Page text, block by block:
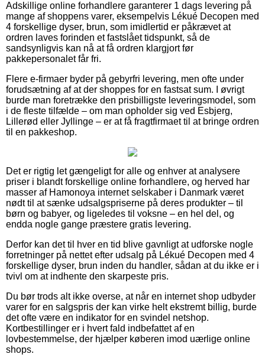
Adskillige online forhandlere garanterer 1 dags levering på
mange af shoppens varer, eksempelvis Lékué Decopen med
4 forskellige dyser, brun, som imidlertid er påkrævet at
ordren laves forinden et fastslået tidspunkt, så de
sandsynligvis kan nå at få ordren klargjort før
pakkepersonalet får fri.
Flere e-firmaer byder på gebyrfri levering, men ofte under
forudsætning af at der shoppes for en fastsat sum. I øvrigt
burde man foretrække den prisbilligste leveringsmodel, som
i de fleste tilfælde – om man opholder sig ved Esbjerg,
Lillerød eller Jyllinge – er at få fragtfirmaet til at bringe ordren
til en pakkeshop.
Det er rigtig let gængeligt for alle og enhver at analysere
priser i blandt forskellige online forhandlere, og herved har
masser af Hamonoya internet selskaber i Danmark været
nødt til at sænke udsalgspriserne på deres produkter – til
børn og babyer, og ligeledes til voksne – en hel del, og
endda nogle gange præstere gratis levering.
Derfor kan det til hver en tid blive gavnligt at udforske nogle
forretninger på nettet efter udsalg på Lékué Decopen med 4
forskellige dyser, brun inden du handler, sådan at du ikke er i
tvivl om at indhente den skarpeste pris.
Du bør trods alt ikke overse, at når en internet shop udbyder
varer for en salgspris der kan virke helt ekstremt billig, burde
det ofte være en indikator for en svindel netshop.
Kortbestillinger er i hvert fald indbefattet af en
lovbestemmelse, der hjælper køberen imod uærlige online
shops.